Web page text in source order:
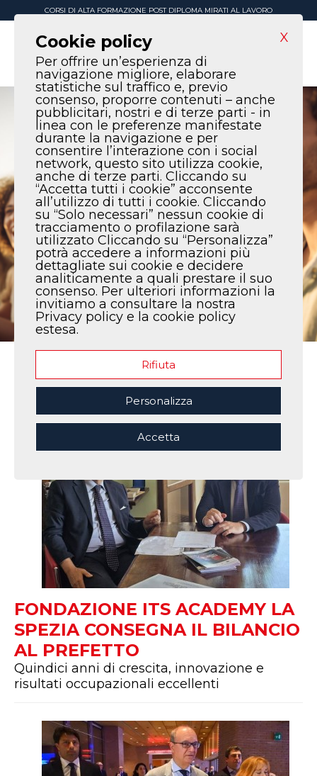
CORSI DI ALTA FORMAZIONE POST DIPLOMA MIRATI AL LAVORO
FONDAZIONE ITS ACADEMY LA
SPEZIA CONSEGNA IL BILANCIO
AL PREFETTO
Quindici anni di crescita, innovazione e
risultati occupazionali eccellenti
X
Cookie policy
Per offrire un’esperienza di
navigazione migliore, elaborare
statistiche sul traffico e, previo
consenso, proporre contenuti – anche
pubblicitari, nostri e di terze parti - in
linea con le preferenze manifestate
durante la navigazione e per
consentire l’interazione con i social
network, questo sito utilizza cookie,
anche di terze parti. Cliccando su
“Accetta tutti i cookie” acconsente
all’utilizzo di tutti i cookie. Cliccando
su “Solo necessari” nessun cookie di
tracciamento o profilazione sarà
utilizzato Cliccando su “Personalizza”
potrà accedere a informazioni più
dettagliate sui cookie e decidere
analiticamente a quali prestare il suo
consenso. Per ulteriori informazioni la
invitiamo a consultare la nostra
Privacy policy e la cookie policy
estesa.
Rifiuta
Personalizza
Accetta